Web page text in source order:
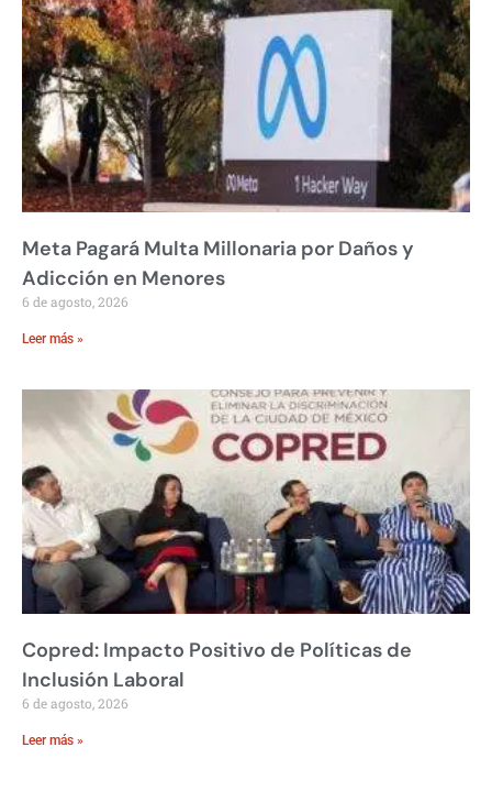
Meta Pagará Multa Millonaria por Daños y
Adicción en Menores
6 de agosto, 2026
Leer más »
Copred: Impacto Positivo de Políticas de
Inclusión Laboral
6 de agosto, 2026
Leer más »